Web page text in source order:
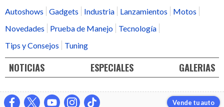
Autoshows
Gadgets Industria Lanzamientos
Motos
Novedades
Prueba de Manejo
Tecnología
Tips y Consejos
Tuning
NOTICIAS ESPECIALES GALERIAS
Vende tu auto